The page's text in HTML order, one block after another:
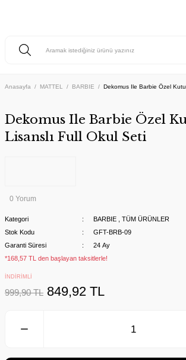
Anasayfa MATTEL BARBIE Dekomus Ile Barbie Özel
Dekomus Ile Barbie Özel
Lisanslı Full Okul Seti
0 Yorum
Kategori BARBIE
TÜM ÜRÜNLER
Stok Kodu
GFT-BRB-09
Garanti Süresi
24 Ay
*168,57 TL den başlayan taksitlerle!
İNDİRİMLİ
999,90 TL 849,92 TL